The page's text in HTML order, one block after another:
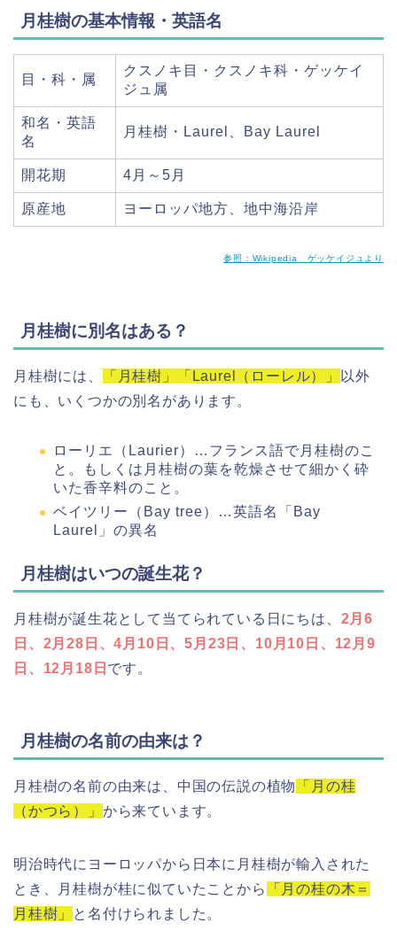
月桂樹の基本情報・英語名
目・科・属
クスノキ目・クスノキ科・ゲッケイ
ジュ属
和名・英語
名
月桂樹・Laurel、Bay Laurel
開花期 4月～5月
原産地 ヨーロッパ地方、地中海沿岸
参照：Wikipedia ゲッケイジュより
月桂樹に別名はある？
月桂樹には、 「月桂樹」「Laurel（ローレル）」 以外
にも、いくつかの別名があります。
ローリエ（Laurier）…フランス語で月桂樹のこ
と。もしくは月桂樹の葉を乾燥させて細かく砕
いた香辛料のこと。
ベイツリー（Bay tree）…英語名「Bay
Laurel」の異名
月桂樹はいつの誕生花？
月桂樹が誕生花として当てられている日にちは、 2月6
日、2月28日、4月10日、5月23日、10月10日、12月9
日、12月18日 です。
月桂樹の名前の由来は？
月桂樹の名前の由来は、中国の伝説の植物
「月の桂
（かつら）」 から来ています。
明治時代にヨーロッパから日本に月桂樹が輸入された
とき、月桂樹が桂に似ていたことから
「月の桂の木＝
月桂樹」
と名付けられました。